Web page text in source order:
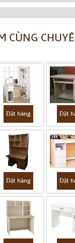
CÙNG
Đặt hàng Đặt
Đặt hàng Đặt